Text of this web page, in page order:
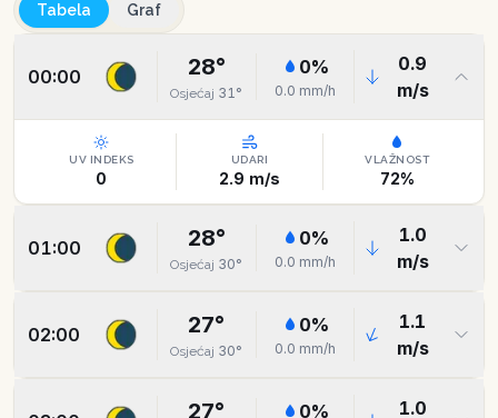
Tabela
Graf
00:00 28°
Osjećaj 31°
0%
0.0 mm/h
0.9
m/s
UV INDEKS
0
UDARI
2.9 m/s
VLAŽNOST
72%
01:00 28°
Osjećaj 30°
0%
0.0 mm/h
1.0
m/s
02:00 27°
Osjećaj 30°
0%
0.0 mm/h
1.1
m/s
27° 0%
1.0